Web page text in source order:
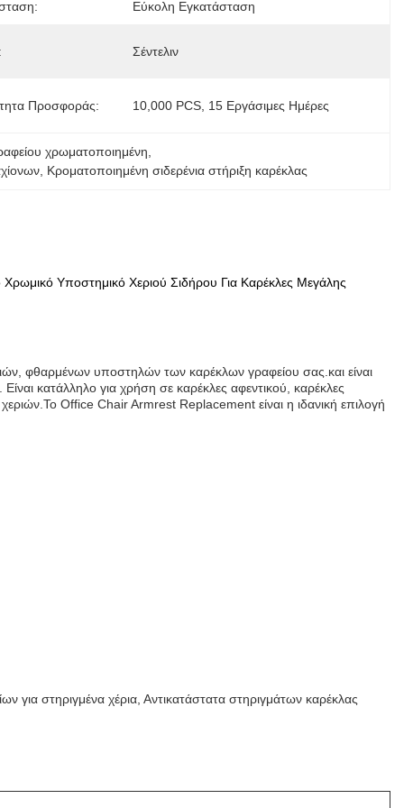
Εύκολη Εγκατάσταση
Σέντελιν
Προσφοράς: 10,000 PCS, 15 Εργάσιμες Ημέρες
χρωματοποιημένη
, Κροματοποιημένη σιδερένια στήριξη καρέκλας
Υποστημικό Χεριού Σιδήρου Για Καρέκλες Μεγάλης
φθαρμένων υποστηλών των καρέκλων γραφείου σας.και είναι
κατάλληλο για χρήση σε καρέκλες αφεντικού, καρέκλες
Office Chair Armrest Replacement είναι η ιδανική επιλογή
για στηριγμένα χέρια, Αντικατάστατα στηριγμάτων καρέκλας